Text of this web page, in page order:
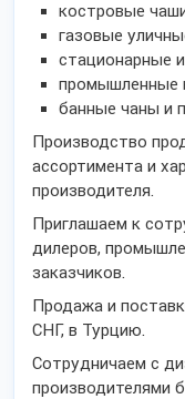
костровые
газовые
стационарные
промышленные
банные чаны и
Производство
ассортимента и
производителя.
Приглашаем к
дилеров,
заказчиков.
Продажа и
СНГ, в Турцию.
Сотрудничаем с
производителями